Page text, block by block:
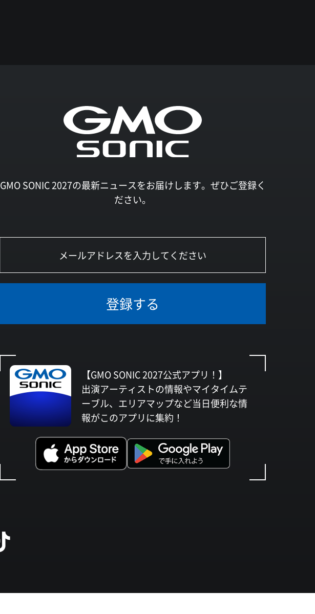
GMO SONIC 2027の最新ニュースをお届けします。ぜひご登録く
ださい。
登録する
【GMO SONIC 2027公式アプリ！】
出演アーティストの情報やマイタイムテ
ーブル、エリアマップなど当日便利な情
報がこのアプリに集約！